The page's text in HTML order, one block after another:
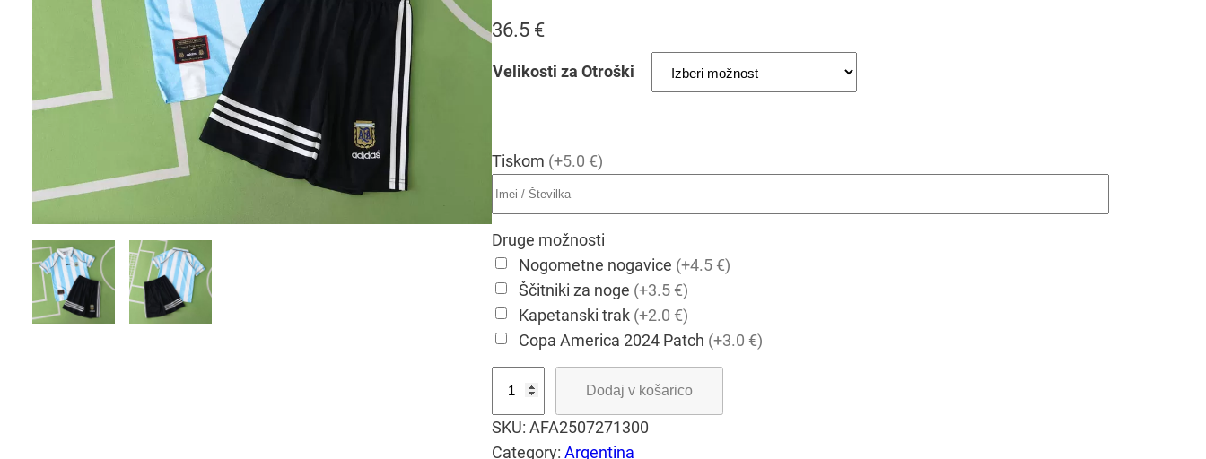
36.5 €
Velikosti za Otroški
Tiskom (+5.0 €)
Druge možnosti
Nogometne nogavice (+4.5 €)
Ščitniki za noge (+3.5 €)
Kapetanski trak (+2.0 €)
Copa America 2024 Patch (+3.0 €)
r
o
Dodaj v košarico
SKU: AFA2507271300
Category: Argentina